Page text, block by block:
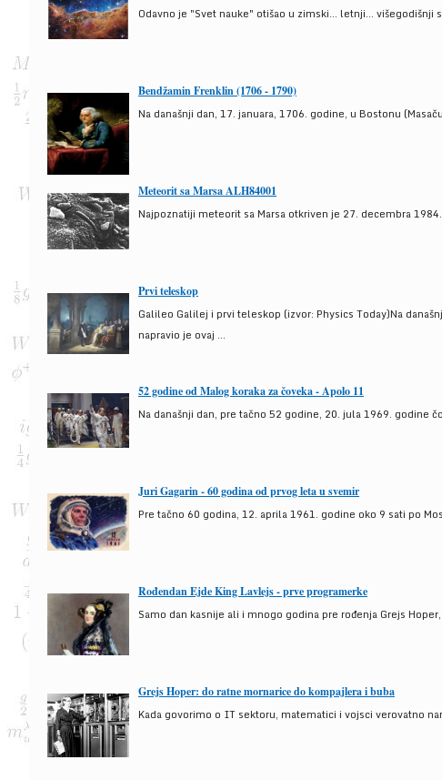
Odavno je "Svet nauke" otišao u zimski... letnji...
Bendžamin Frenklin (1706 - 1790)
Na današnji dan, 17. januara, 1706. godine, u Bostonu
Meteorit sa Marsa ALH84001
Najpoznatiji meteorit sa Marsa otkriven je 27. decembra
Prvi teleskop
Galileo Galilej i prvi teleskop (izvor: Physics Today)Na
napravio je ovaj ...
52 godine od Malog koraka za čoveka - Apolo 11
Na današnji dan, pre tačno 52 godine, 20. jula 1969. godine
Juri Gagarin - 60 godina od prvog leta u svemir
Pre tačno 60 godina, 12. aprila 1961. godine oko 9 sati po
Rođendan Ejde King Lavlejs - prve programerke
Samo dan kasnije ali i mnogo godina pre rođenja Grejs
Grejs Hoper: do ratne mornarice do kompajlera i buba
Kada govorimo o IT sektoru, matematici i vojsci verovatno